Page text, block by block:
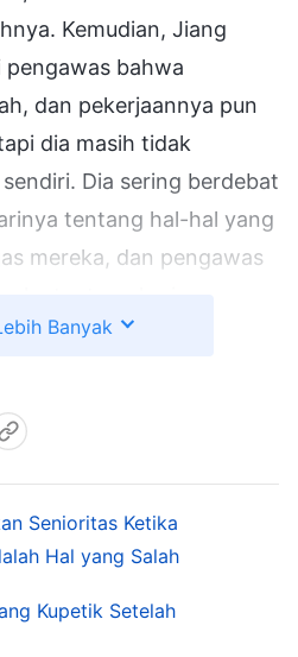
Kemudian, Jiang
bahwa
dan pekerjaannya pun
dia masih tidak
Dia sering berdebat
tentang hal-hal yang
mereka, dan pengawas
nasihat
semua itu. Dia
dia memperlihatkan
dia mampu
dan karena
benar, bukanlah masalah
Jadi setiap kali dia
saudarinya, Jiang
Banyak
Senioritas Ketika
Hal yang Salah
Kupetik Setelah